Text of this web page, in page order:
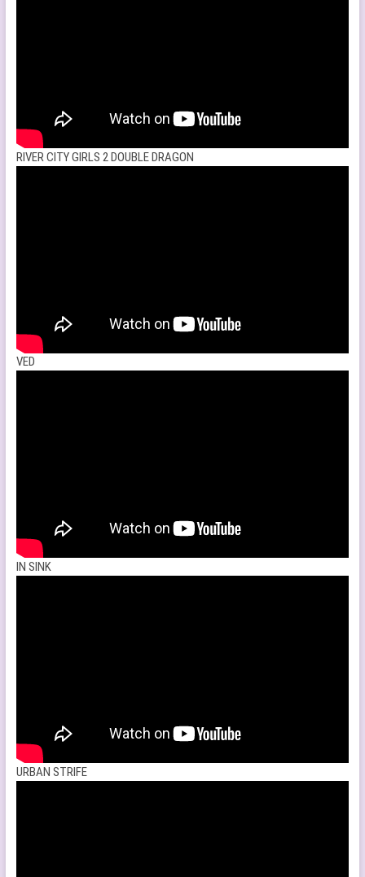
RIVER CITY GIRLS 2 DOUBLE DRAGON
VED
IN SINK
URBAN STRIFE